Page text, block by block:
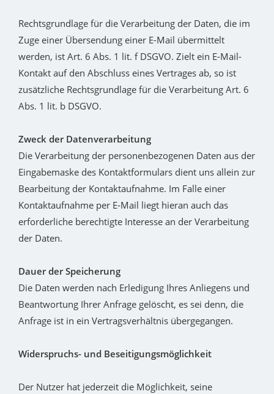
Rechtsgrundlage für die Verarbeitung der Daten, die im
Zuge einer Übersendung einer E-Mail übermittelt
werden, ist Art. 6 Abs. 1 lit. f DSGVO. Zielt ein E-Mail-
Kontakt auf den Abschluss eines Vertrages ab, so ist
zusätzliche Rechtsgrundlage für die Verarbeitung Art. 6
Abs. 1 lit. b DSGVO.
Zweck der Datenverarbeitung
Die Verarbeitung der personenbezogenen Daten aus der
Eingabemaske des Kontaktformulars dient uns allein zur
Bearbeitung der Kontaktaufnahme. Im Falle einer
Kontaktaufnahme per E-Mail liegt hieran auch das
erforderliche berechtigte Interesse an der Verarbeitung
der Daten.
Dauer der Speicherung
Die Daten werden nach Erledigung Ihres Anliegens und
Beantwortung Ihrer Anfrage gelöscht, es sei denn, die
Anfrage ist in ein Vertragsverhältnis übergegangen.
Widerspruchs- und Beseitigungsmöglichkeit
Der Nutzer hat jederzeit die Möglichkeit, seine